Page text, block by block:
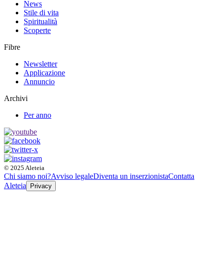
News
Stile di vita
Spiritualità
Scoperte
Fibre
Newsletter
Applicazione
Annuncio
Archivi
Per anno
© 2025 Aleteia
Chi siamo noi?Avviso legaleDiventa un inserzionistaContatta
Aleteia
Privacy